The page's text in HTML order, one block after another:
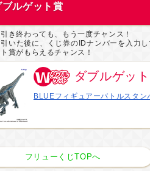
ブルゲット賞
き終わっても、もう一度チャンス！
引いた後に、くじ券のIDナンバーを入力
賞がもらえるチャンス！
ダブルゲッ
BLUEフィギュアーバトルスタン
フリューくじTOPへ